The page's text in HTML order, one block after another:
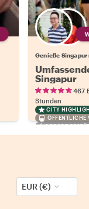
Genieße
Singapur
467
Stunden
CITY
ÖFFENTLICHE
SOFORT
EUR (€)